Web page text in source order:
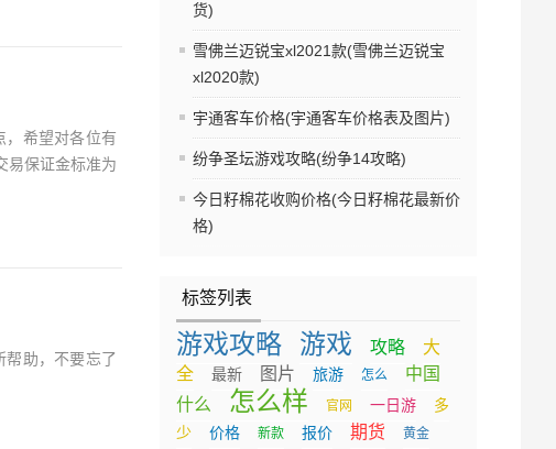
货)
雪佛兰迈锐宝xl2021款(雪佛兰迈锐宝
xl2020款)
宇通客车价格(宇通客车价格表及图片)
纷争圣坛游戏攻略(纷争14攻略)
今日籽棉花收购价格(今日籽棉花最新价
格)
标签列表
游戏攻略 游戏 攻略
大
全
最新 图片 旅游 怎么
中国
什么
怎么样 官网 一日游
多
少
价格 新款 报价 期货 黄金
，希望对各位有
易保证金标准为
助，不要忘了